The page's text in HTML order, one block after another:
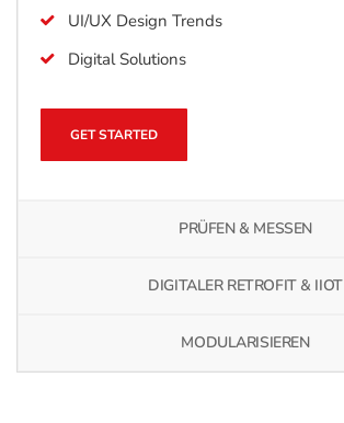
UI/UX Design Trends
Digital Solutions
GET STARTED
PRÜFEN & MESSEN
DIGITALER RETROFIT & IIOT
MODULARISIEREN